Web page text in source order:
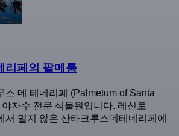
리페의 팔메툼
스 데 테네리페 (Palmetum of Santa
자수 전문 식물원입니다. 레신토
서 멀지 않은 산타크루스데테네리페에